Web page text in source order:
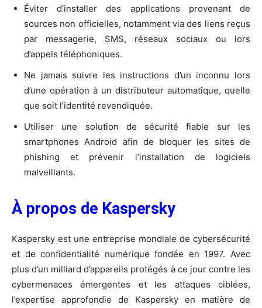
Éviter d’installer des applications provenant de
sources non officielles, notamment via des liens reçus
par messagerie, SMS, réseaux sociaux ou lors
d’appels téléphoniques.
Ne jamais suivre les instructions d’un inconnu lors
d’une opération à un distributeur automatique, quelle
que soit l’identité revendiquée.
Utiliser une solution de sécurité fiable sur les
smartphones Android afin de bloquer les sites de
phishing et prévenir l’installation de logiciels
malveillants.
À propos de Kaspersky
Kaspersky est une entreprise mondiale de cybersécurité
et de confidentialité numérique fondée en 1997. Avec
plus d’un milliard d’appareils protégés à ce jour contre les
cybermenaces émergentes et les attaques ciblées,
l’expertise approfondie de Kaspersky en matière de